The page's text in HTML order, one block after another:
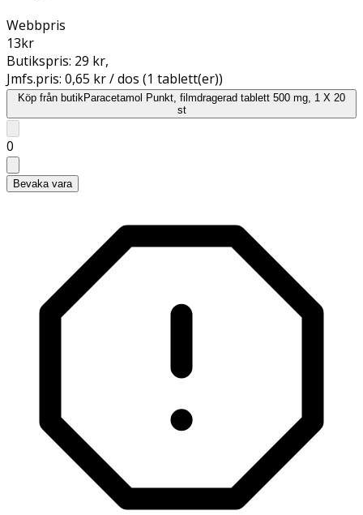
Webbpris
13kr
Butikspris: 29 kr,
Jmfs.pris: 0,65 kr / dos (1 tablett(er))
Köp från butikParacetamol Punkt, filmdragerad tablett 500 mg, 1 X 20
st
0
Bevaka vara